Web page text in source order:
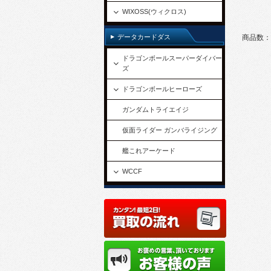
商品数
WIXOSS(ウィクロス)
データカードダス
ドラゴンボールスーパーダイバー
ズ
ドラゴンボールヒーローズ
ガンダムトライエイジ
仮面ライダー ガンバライジング
艦これアーケード
WCCF